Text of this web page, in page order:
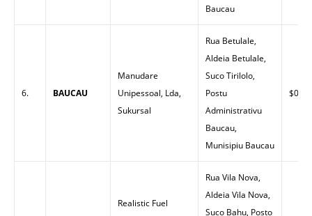
Baucau
6. BAUCAU
Manudare
Unipessoal, Lda,
Sukursal
Rua Betulale,
Aldeia Betulale,
Suco Tirilolo,
Postu
Administrativu
Baucau,
Munisipiu Baucau
$0.00
Realistic Fuel
Rua Vila Nova,
Aldeia Vila Nova,
Suco Bahu, Posto